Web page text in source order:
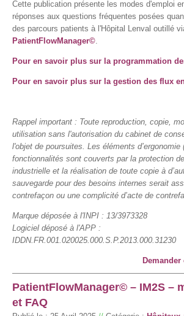
Cette publication présente les modes d'emploi
réponses aux questions fréquentes posées
des parcours patients à l'Hôpital Lenval outillé
PatientFlowManager©
Pour en savoir plus sur la programmation
Pour en savoir plus sur la gestion des flux
Rappel important : Toute reproduction, copie,
utilisation sans l'autorisation du cabinet de
l'objet de poursuites. Les éléments d’ergonomie
fonctionnalités sont couverts par la protection
industrielle et la réalisation de toute copie à
sauvegarde pour des besoins internes serait
contrefaçon ou une complicité d’acte de
Marque déposée à l'INPI : 13/3973328
Logiciel déposé à l'APP :
IDDN.FR.001.020025.000.S.P.2013.000.31230
PatientFlowManager© – IM2S –
et FAQ